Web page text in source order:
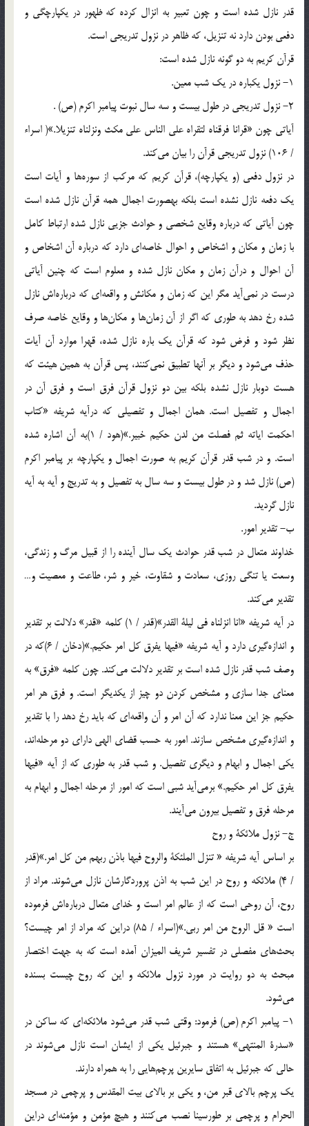
قدر نازل شده است و چون تعبیر به انزال كرده كه ظهور در یكپارچگى و
دفعى بودن دارد نه تنزیل، كه ظاهر در نزول تدریجى است.
قرآن كریم به دو گونه نازل شده است:
1- نزول یكباره در یك شب معین.
2- نزول تدریجى در طول بیست و سه سال نبوت پیامبر اكرم (ص) .
آیاتى چون «قرانا فرقناه لتقراه على الناس على مكث ونزلناه تنزیلا.»( اسراء
/ 106) نزول تدریجى قرآن را بیان مى‌كند.
در نزول دفعى (و یكپارچه)، قرآن كریم كه مركب از سوره‌ها و آیات است
‌یك دفعه نازل نشده است ‌بلكه بهصورت اجمال همه قرآن نازل شده است
چون آیاتى كه درباره وقایع شخصى و حوادث جزیى نازل شده ارتباط كامل
با زمان و مكان و اشخاص و احوال خاصه‌اى دارد كه درباره آن اشخاص و
آن احوال و درآن زمان و مكان نازل شده و معلوم است كه چنین آیاتى
درست در نمى‌آید مگر این كه زمان و مكانش و واقعه‌اى كه درباره‌اش نازل
شده رخ دهد به طورى كه اگر از آن زمان‌ها و مكان‌ها و وقایع خاصه صرف
نظر شود و فرض شود كه قرآن یك باره نازل شده، قهرا موارد آن آیات
حذف مى‌شود و دیگر بر آنها تطبیق نمى‌كنند، پس قرآن به همین هیئت كه
هست دوبار نازل نشده بلكه بین دو نزول قرآن فرق است و فرق آن در
اجمال و تفصیل است. همان اجمال و تفصیلى كه درآیه شریفه «كتاب
احكمت ایاته ثم فصلت من لدن حكیم خبیر.»(هود / 1)به آن اشاره شده
است. و در شب قدر قرآن كریم به صورت اجمال و یكپارچه بر پیامبر اكرم
(ص) نازل شد و در طول بیست و سه سال به تفصیل و به تدریج و آیه به آیه
نازل گردید.
ب- تقدیر امور.
خداوند متعال در شب قدر حوادث یك سال آینده را از قبیل مرگ و زندگى،
وسعت ‌یا تنگى روزى، سعادت و شقاوت، خیر و شر، طاعت و معصیت و…
تقدیر مى‌كند.
در آیه شریفه «انا انزلناه فى لیلة القدر»(قدر / 1) كلمه «قدر» دلالت‌ بر تقدیر
و اندازه‌گیرى دارد و آیه شریفه «فیها یفرق كل امر حكیم.‌»(دخان / 6)كه در
وصف شب قدر نازل شده است‌ بر تقدیر دلالت مى‌كند. چون كلمه «فرق‌» به
معناى جدا سازى و مشخص كردن دو چیز از یكدیگر است. و فرق هر امر
حكیم جز این معنا ندارد كه آن امر و آن واقعه‌اى كه باید رخ دهد را با تقدیر
و اندازه‌گیرى مشخص سازند. امور به حسب قضاى الهى داراى دو مرحله‌اند،
یكى اجمال و ابهام و دیگرى تفصیل. و شب قدر به طورى كه از آیه «فیها
یفرق كل امر حكیم.‌» برمى‌آید شبى است كه امور از مرحله اجمال و ابهام به
مرحله فرق و تفصیل بیرون مى‌آیند.
ج- نزول ملائكة و روح
بر اساس آیه شریفه « تنزل الملئكة والروح فیها باذن ربهم من كل امر.»(قدر
/ 4) ملائكه و روح در این شب به اذن پروردگارشان نازل مى‌شوند. مراد از
روح، آن روحى است كه از عالم امر است و خداى متعال درباره‌اش فرموده
است « قل الروح من امر ربى‌.»(اسراء / 85) دراین كه مراد از امر چیست؟
بحث‌هاى مفصلى در تفسیر شریف المیزان آمده است كه به جهت اختصار
مبحث ‌به دو روایت در مورد نزول ملائكه و این كه روح چیست ‌بسنده
مى‌شود.
1- پیامبر اكرم (ص) فرمود: وقتى شب قدر مى‌شود ملائكه‌اى كه ساكن در
«سدرة المنتهى‌» هستند و جبرئیل یكى از ایشان است نازل مى‌شوند در
حالى كه جبرئیل به اتفاق سایرین پرچم‌هایى را به همراه دارند.
یك پرچم بالاى قبر من، و یكى بر بالاى بیت المقدس و پرچمى در مسجد
الحرام و پرچمى بر طورسینا نصب مى‌كنند و هیچ مؤمن و مؤمنه‌اى دراین